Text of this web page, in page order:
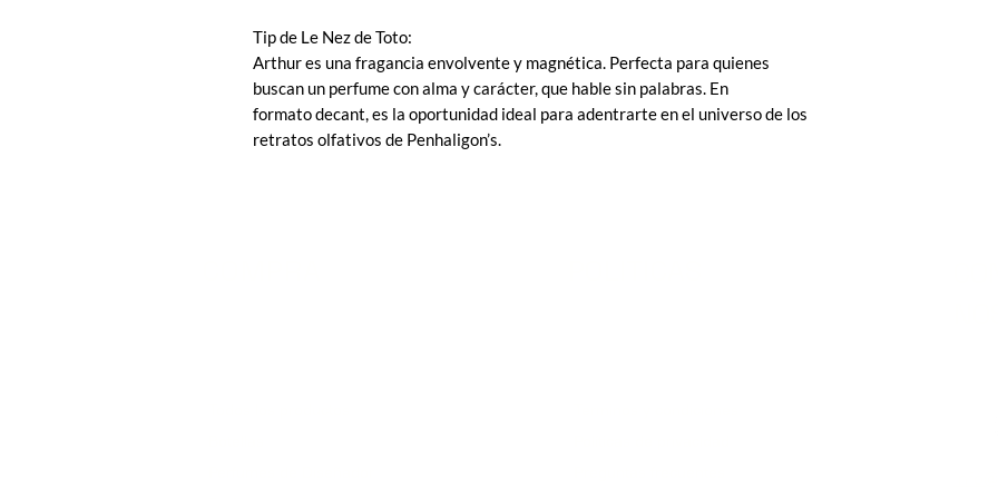
Tip de Le Nez de Toto:
Arthur es una fragancia envolvente y magnética. Perfecta para quienes
buscan un perfume con alma y carácter, que hable sin palabras. En
formato decant, es la oportunidad ideal para adentrarte en el universo de los
retratos olfativos de Penhaligon’s.